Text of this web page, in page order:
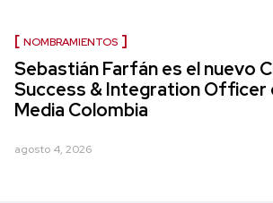
NOMBRAMIENTOS
Sebastián Farfán es el nuevo
Success & Integration Officer
Media Colombia
agosto 4, 2026